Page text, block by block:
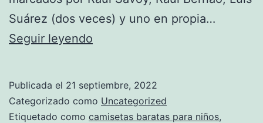
Suárez (dos veces) y uno en propia…
Seguir leyendo
barata
Publicada el 21 septiembre, 2022
Categorizado como Uncategorized
Etiquetado como camisetas baratas para niños,